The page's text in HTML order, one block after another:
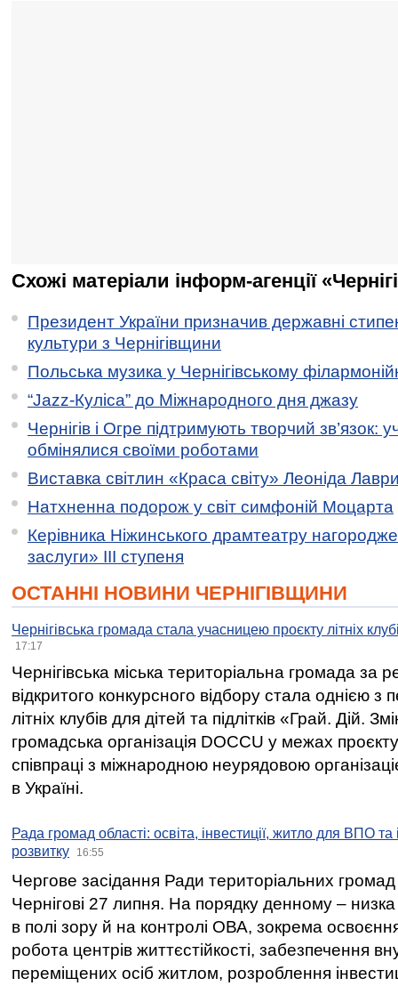
Схожі матеріали інформ-агенції
Президент України призначив державні
культури з Чернігівщини
Польська музика у Чернігівському
“Jazz-Куліса” до Міжнародного дня джазу
Чернігів і Огре підтримують творчий зв’язок:
обмінялися своїми роботами
Виставка світлин «Краса світу» Леоніда
Натхненна подорож у світ симфоній Моцарта
Керівника Ніжинського драмтеатру
заслуги» ІІІ ступеня
ОСТАННІ НОВИНИ ЧЕРНІГІВЩИНИ
Чернігівська громада стала учасницею проєкту літніх
17:17
Чернігівська міська територіальна громада за
відкритого конкурсного відбору стала однією
літніх клубів для дітей та підлітків «Грай. Дій.
громадська організація DOCCU у межах
співпраці з міжнародною неурядовою
в Україні.
Рада громад області: освіта, інвестиції, житло для ВПО
розвитку
16:55
Чергове засідання Ради територіальних громад
Чернігові 27 липня. На порядку денному –
в полі зору й на контролі ОВА, зокрема освоєння
робота центрів життєстійкості, забезпечення
переміщених осіб житлом, розроблення